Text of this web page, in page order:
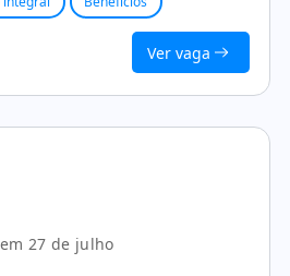
Ver vaga
27 de julho